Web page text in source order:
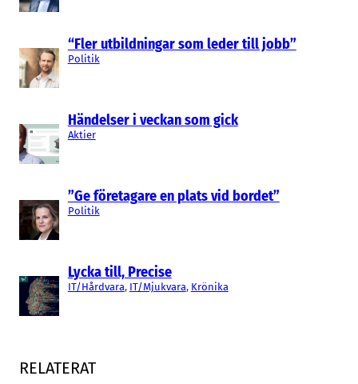
“Fler utbildningar som leder till jobb”
Politik
Händelser i veckan som gick
Aktier
”Ge företagare en plats vid bordet”
Politik
Lycka till, Precise
IT/Hårdvara, IT/Mjukvara, Krönika
RELATERAT